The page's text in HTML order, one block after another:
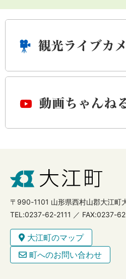
〒990-1101 山形県西村山郡大江町
TEL:0237-62-2111 ／ FAX:0237-
大江町のマップ
町へのお問い合わせ